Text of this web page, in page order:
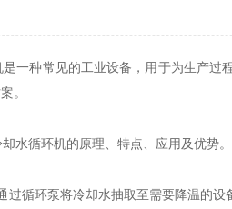
是一种常见的工业设备，用于为生产过
。
循环机的原理、特点、应用及优势。
环泵将冷却水抽取至需要降温的设